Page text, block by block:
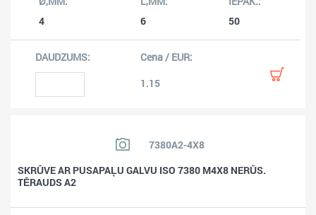
4 6 50
1.15
7380A2-4X8
SKRŪVE AR PUSAPAĻU GALVU ISO 7380 M4X8 NERŪS.
TĒRAUDS A2